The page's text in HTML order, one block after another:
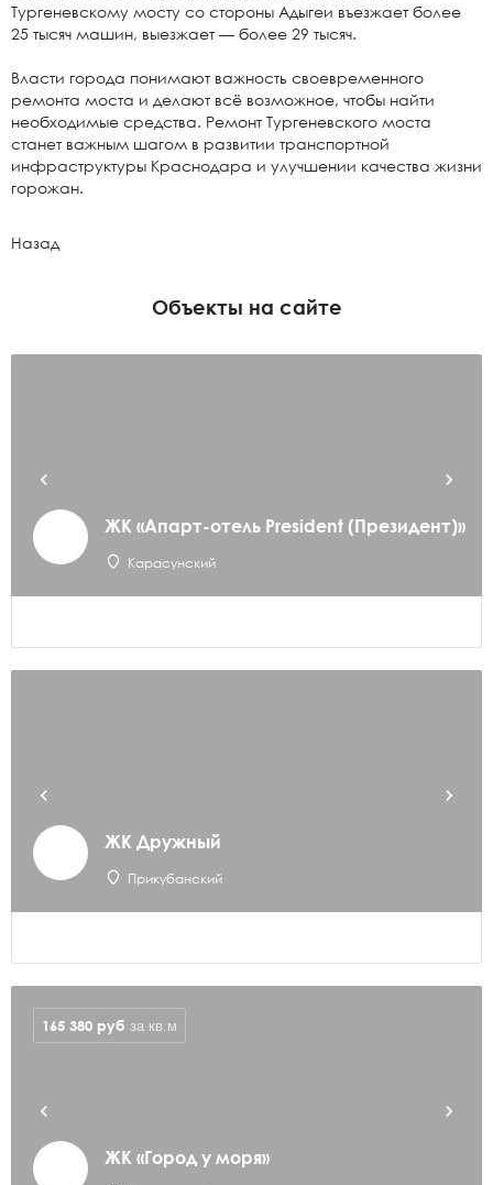
Тургеневскому мосту со стороны Адыгеи въезжает более
25 тысяч машин, выезжает — более 29 тысяч.
Власти города понимают важность своевременного
ремонта моста и делают всё возможное, чтобы найти
необходимые средства. Ремонт Тургеневского моста
станет важным шагом в развитии транспортной
инфраструктуры Краснодара и улучшении качества жизни
горожан.
Назад
Объекты на сайте
ЖК «Апарт-отель President (Президент)»
Карасунский
ЖК Дружный
Прикубанский
ЖК «Город у моря»
165 380 руб за кв.м